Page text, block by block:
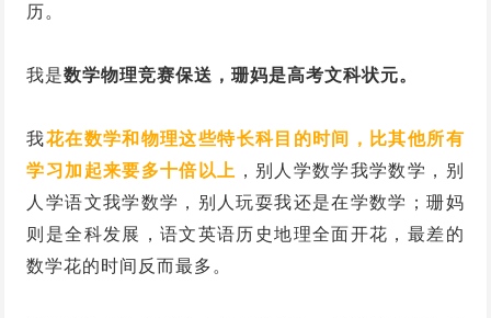
历。
我是数学物理竞赛保送，珊妈是高考文科状元。
我花在数学和物理这些特长科目的时间，比其他所有
学习加起来要多十倍以上 ，别人学数学我学数学，别
人学语文我学数学，别人玩耍我还是在学数学；珊妈
则是全科发展，语文英语历史地理全面开花，最差的
数学花的时间反而最多。